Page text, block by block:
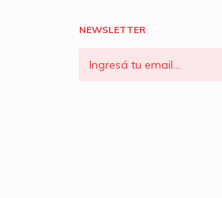
NEWSLETTER